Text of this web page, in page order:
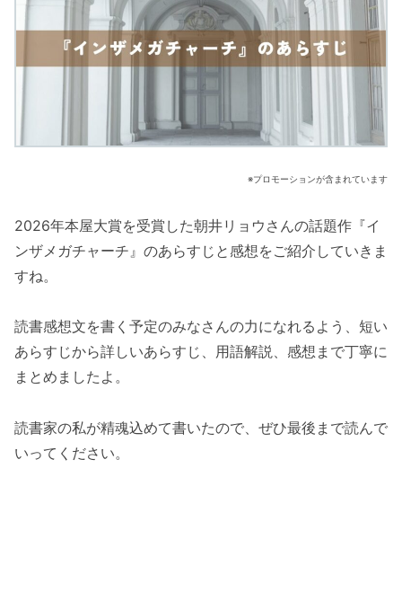
※プロモーションが含まれています
2026年本屋大賞を受賞した朝井リョウさんの話題作『イ
ンザメガチャーチ』のあらすじと感想をご紹介していきま
すね。
読書感想文を書く予定のみなさんの力になれるよう、短い
あらすじから詳しいあらすじ、用語解説、感想まで丁寧に
まとめましたよ。
読書家の私が精魂込めて書いたので、ぜひ最後まで読んで
いってください。